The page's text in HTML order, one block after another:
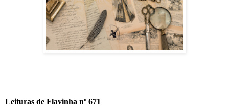
Leituras de Flavinha nº 671